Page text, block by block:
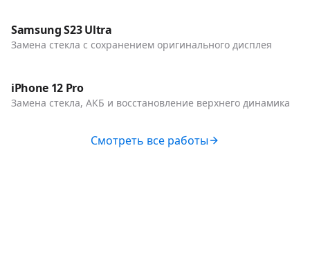
Телефоны
Samsung S23 Ultra
Замена стекла с сохранением оригинального дисплея
Телефоны
До / После
iPhone 12 Pro
Замена стекла, АКБ и восстановление верхнего динамика
Смотреть все работы